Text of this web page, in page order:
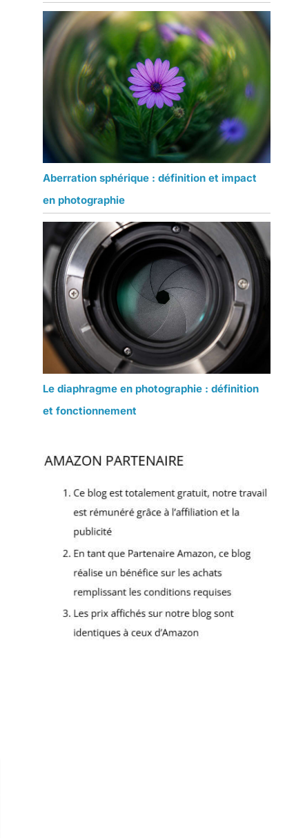
Aberration sphérique : définition et impact
en photographie
Le diaphragme en photographie : définition
et fonctionnement